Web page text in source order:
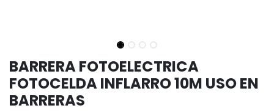
BARRERA FOTOELECTRICA
FOTOCELDA INFLARRO 10M USO EN
BARRERAS